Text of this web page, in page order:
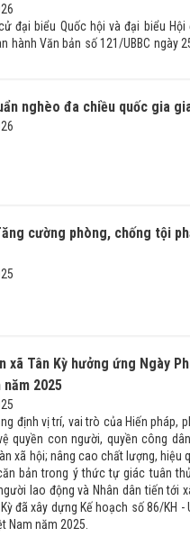
đại biểu Quốc hội và đại biểu
hành Văn bản số 121/UBBC
nghèo đa chiều quốc gia
cường phòng, chống tội
xã Tân Kỳ hưởng ứng Ngày
2025
định vị trí, vai trò của Hiến pháp,
quyền con người, quyền công
xã hội; nâng cao chất lượng, hiệu
bản trong ý thức tự giác tuân
lao động và Nhân dân tiến tới
Kỳ đã xây dựng Kế hoạch số 86/KH
Nam năm 2025.